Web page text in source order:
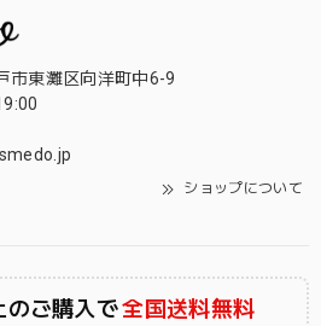
市東灘区向洋町中6-9
ショップについて
のご購入で全国送料無料